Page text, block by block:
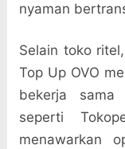
nyaman
Selain toko
Top Up OVO
bekerja sama
seperti
menawarkan